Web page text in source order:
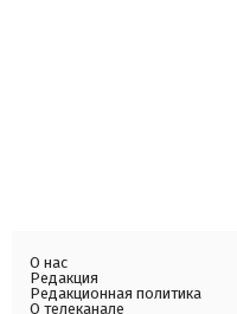
О нас
Редакция
Редакционная политика
О телеканале